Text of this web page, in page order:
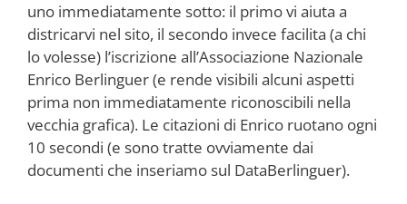
uno immediatamente sotto: il primo vi aiuta a
districarvi nel sito, il secondo invece facilita (a chi
lo volesse) l’iscrizione all’Associazione Nazionale
Enrico Berlinguer (e rende visibili alcuni aspetti
prima non immediatamente riconoscibili nella
vecchia grafica). Le citazioni di Enrico ruotano ogni
10 secondi (e sono tratte ovviamente dai
documenti che inseriamo sul DataBerlinguer).